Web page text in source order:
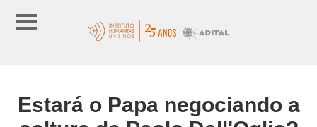
Estará o Papa negociando a